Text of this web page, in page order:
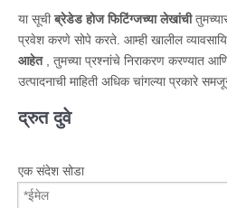
या सूचीब्रेडेड होज फिटिंग्जच्या लेखांची
प्रवेश करणे सोपे करते. आम्ही खालील
आहेत
, तुमच्या प्रश्नांचे निराकरण करण्यात
उत्पादनाची माहिती अधिक चांगल्या प्रकारे
द्रुत दुवे
एक संदेश सोडा